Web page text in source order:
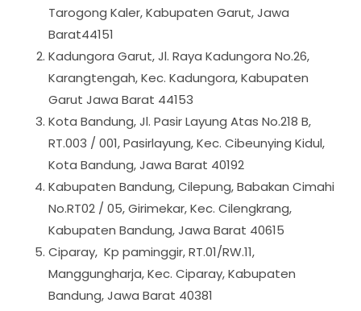
Tarogong Kaler, Kabupaten Garut, Jawa
Barat44151
Kadungora Garut, Jl. Raya Kadungora No.26,
Karangtengah, Kec. Kadungora, Kabupaten
Garut Jawa Barat 44153
Kota Bandung, Jl. Pasir Layung Atas No.218 B,
RT.003 / 001, Pasirlayung, Kec. Cibeunying Kidul,
Kota Bandung, Jawa Barat 40192
Kabupaten Bandung, Cilepung, Babakan Cimahi
No.RT02 / 05, Girimekar, Kec. Cilengkrang,
Kabupaten Bandung, Jawa Barat 40615
Ciparay, Kp paminggir, RT.01/RW.11,
Manggungharja, Kec. Ciparay, Kabupaten
Bandung, Jawa Barat 40381